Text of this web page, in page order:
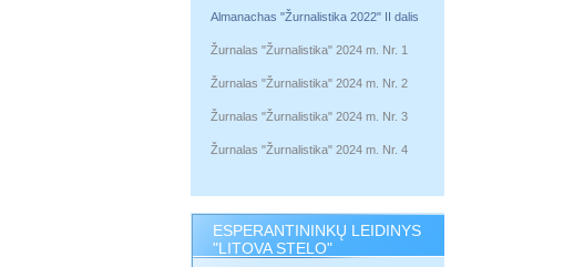
Almanachas "Žurnalistika 2022" II dalis
Žurnalas "Žurnalistika" 2024 m. Nr. 1
Žurnalas "Žurnalistika" 2024 m. Nr. 2
Žurnalas "Žurnalistika" 2024 m. Nr. 3
Žurnalas "Žurnalistika" 2024 m. Nr. 4
ESPERANTININKŲ LEIDINYS
"LITOVA STELO"